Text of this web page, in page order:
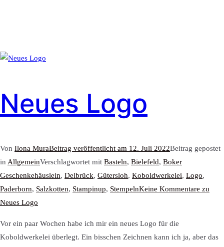
Neues Logo
Von Ilona MuraBeitrag veröffentlicht am 12. Juli 2022Beitrag gepostet
in AllgemeinVerschlagwortet mit Basteln, Bielefeld, Boker
Geschenkehäuslein, Delbrück, Gütersloh, Koboldwerkelei, Logo,
Paderborn, Salzkotten, Stampinup, StempelnKeine Kommentare zu
Neues Logo
Vor ein paar Wochen habe ich mir ein neues Logo für die
Koboldwerkelei überlegt. Ein bisschen Zeichnen kann ich ja, aber das